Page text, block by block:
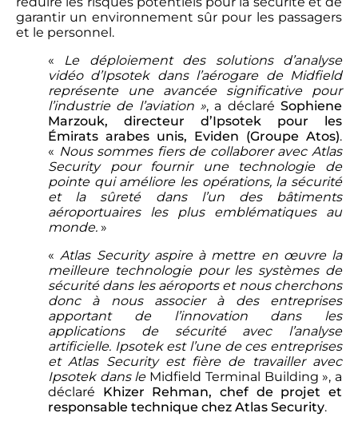
garantir un environnement sûr pour les passagers
et le personnel.
« Le déploiement des solutions d’analyse
vidéo d’Ipsotek dans l’aérogare de Midfield
représente une avancée significative pour
l’industrie de l’aviation », a déclaré Sophiene
Marzouk, directeur d’Ipsotek pour les
Émirats arabes unis, Eviden (Groupe Atos).
« Nous sommes fiers de collaborer avec Atlas
Security pour fournir une technologie de
pointe qui améliore les opérations, la sécurité
et la sûreté dans l’un des bâtiments
aéroportuaires les plus emblématiques au
monde. »
«Atlas Security aspire à mettre en œuvre la
meilleure technologie pour les systèmes de
sécurité dans les aéroports et nous cherchons
donc à nous associer à des entreprises
apportant de l’innovation dans les
applications de sécurité avec l’analyse
artificielle. Ipsotek est l’une de ces entreprises
et Atlas Security est fière de travailler avec
Ipsotek dans le Midfield Terminal Building », a
déclaré Khizer Rehman, chef de projet et
responsable technique chez Atlas Security.